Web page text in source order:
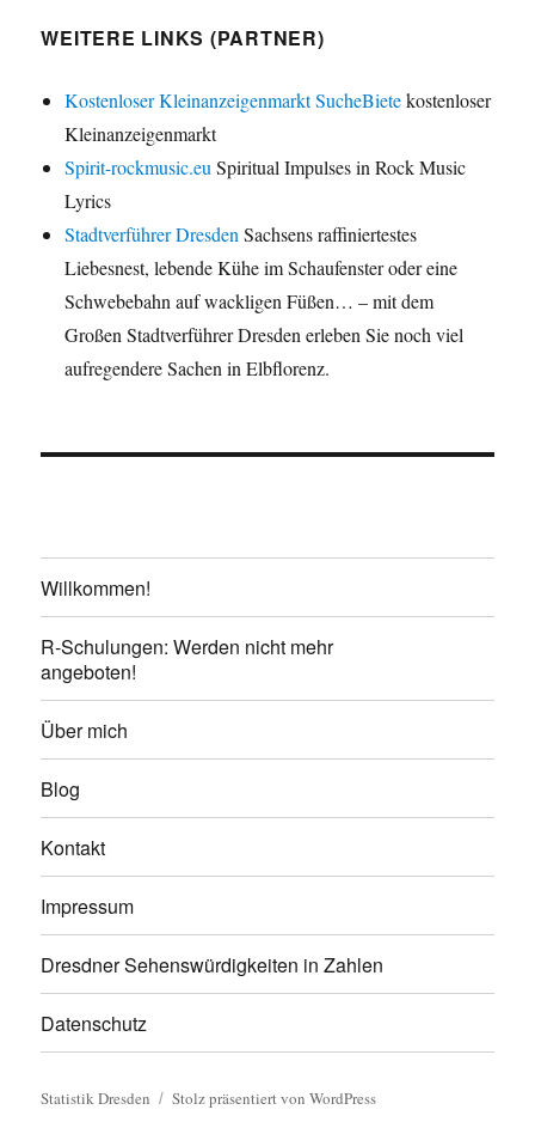
WEITERE LINKS (PARTNER)
Kostenloser Kleinanzeigenmarkt SucheBietekostenloser
Kleinanzeigenmarkt
Spirit-rockmusic.eu Spiritual Impulses in Rock Music
Lyrics
Stadtverführer Dresden Sachsens raffiniertestes
Liebesnest, lebende Kühe im Schaufenster oder eine
Schwebebahn auf wackligen Füßen… – mit dem
Großen Stadtverführer Dresden erleben Sie noch viel
aufregendere Sachen in Elbflorenz.
Willkommen!
R-Schulungen: Werden nicht mehr
angeboten!
Über mich
Blog
Kontakt
Impressum
Dresdner Sehenswürdigkeiten in Zahlen
Datenschutz
Statistik Dresden Stolz präsentiert von WordPress